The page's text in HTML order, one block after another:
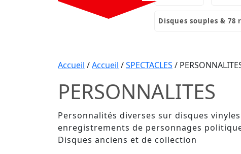
disques souples &
Accueil /Accueil /SPECTACLES /
PERSONNALITES
Personnalités diverses sur disques
enregistrements de personnages
Disques anciens et de collection